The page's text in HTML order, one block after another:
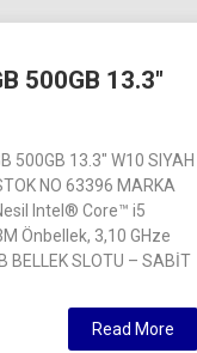
500GB 13.3″
500GB 13.3″ W10 SIYAH
NO 63396 MARKA
Intel® Core™ i5
Önbellek, 3,10 GHze
BELLEK SLOTU – SABİT
Read More